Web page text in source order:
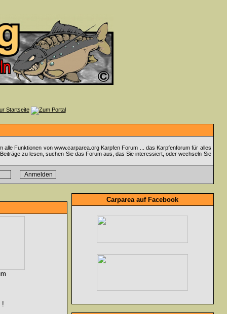
Funktionen von www.carparea.org Karpfen Forum ... das Karpfenforum für alles
zu lesen, suchen Sie das Forum aus, das Sie interessiert, oder wechseln Sie
!
Carparea auf Facebook